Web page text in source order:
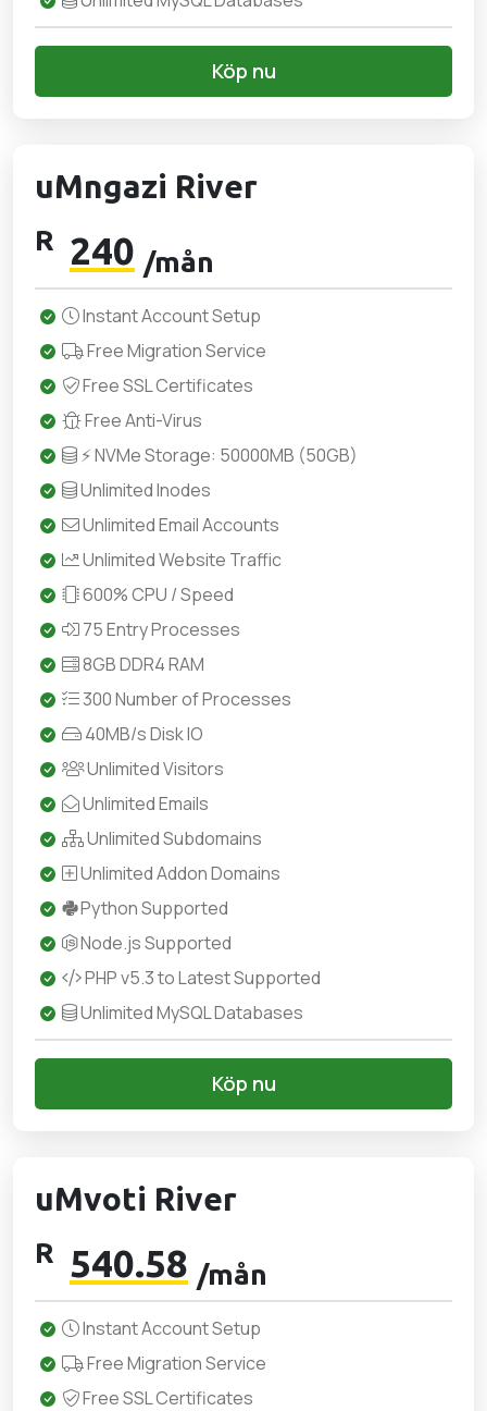
Köp nu
uMngazi River
R 240 /mån
Instant Account Setup
Free Migration Service
Free SSL Certificates
Free Anti-Virus
⚡ NVMe Storage: 50000MB (50GB)
Unlimited Inodes
Unlimited Email Accounts
Unlimited Website Traffic
600% CPU / Speed
75 Entry Processes
8GB DDR4 RAM
300 Number of Processes
40MB/s Disk IO
Unlimited Visitors
Unlimited Emails
Unlimited Subdomains
Unlimited Addon Domains
Python Supported
Node.js Supported
PHP v5.3 to Latest Supported
Unlimited MySQL Databases
Köp nu
uMvoti River
R 540.58 /mån
Instant Account Setup
Free Migration Service
Free SSL Certificates